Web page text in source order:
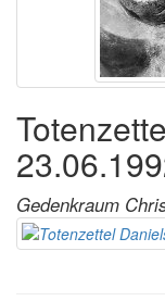
Gedenkraum